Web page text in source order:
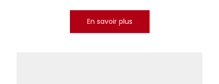
En savoir plus